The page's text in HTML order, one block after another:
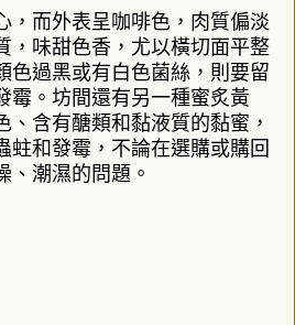
，而外表呈咖啡色，肉質偏淡
，味甜色香，尤以橫切面平整
色過黑或有白色菌絲，則要留
霉。坊間還有另一種蜜炙黃
、含有醣類和黏液質的黏蜜，
蛀和發霉，不論在選購或購回
、潮濕的問題。